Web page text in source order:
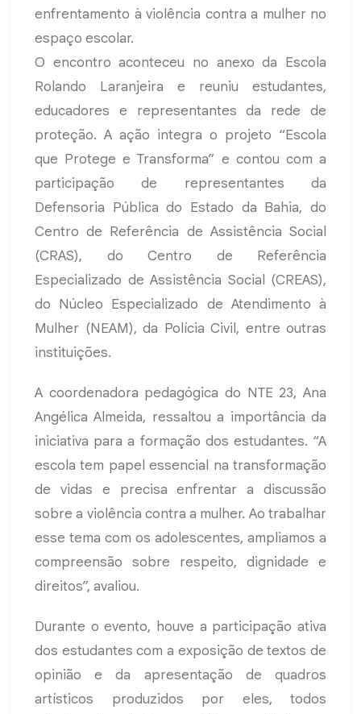
enfrentamento à violência contra a mulher no
espaço escolar.
O encontro aconteceu no anexo da Escola
Rolando Laranjeira e reuniu estudantes,
educadores e representantes da rede de
proteção. A ação integra o projeto “Escola
que Protege e Transforma” e contou com a
participação de representantes da
Defensoria Pública do Estado da Bahia, do
Centro de Referência de Assistência Social
(CRAS), do Centro de Referência
Especializado de Assistência Social (CREAS),
do Núcleo Especializado de Atendimento à
Mulher (NEAM), da Polícia Civil, entre outras
instituições.
A coordenadora pedagógica do NTE 23, Ana
Angélica Almeida, ressaltou a importância da
iniciativa para a formação dos estudantes. “A
escola tem papel essencial na transformação
de vidas e precisa enfrentar a discussão
sobre a violência contra a mulher. Ao trabalhar
esse tema com os adolescentes, ampliamos a
compreensão sobre respeito, dignidade e
direitos”, avaliou.
Durante o evento, houve a participação ativa
dos estudantes com a exposição de textos de
opinião e da apresentação de quadros
artísticos produzidos por eles, todos